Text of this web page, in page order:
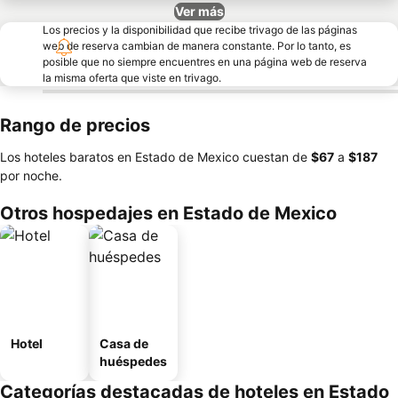
Ver más
Los precios y la disponibilidad que recibe trivago de las páginas
web de reserva cambian de manera constante. Por lo tanto, es
posible que no siempre encuentres en una página web de reserva
la misma oferta que viste en trivago.
Rango de precios
Los hoteles baratos en Estado de Mexico cuestan de ‎$67 a ‎$187
por noche.
Otros hospedajes en Estado de Mexico
Hotel
Casa de
huéspedes
Categorías destacadas de hoteles en Estado